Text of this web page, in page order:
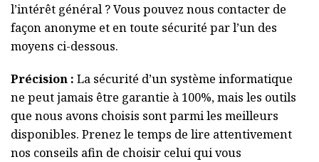
l’intérêt général ? Vous pouvez nous contacter de
façon anonyme et en toute sécurité par l’un des
moyens ci-dessous.
Précision : La sécurité d’un système informatique
ne peut jamais être garantie à 100%, mais les outils
que nous avons choisis sont parmi les meilleurs
disponibles. Prenez le temps de lire attentivement
nos conseils afin de choisir celui qui vous